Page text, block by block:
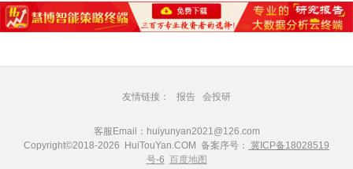
友情链接： 报告 会投研
客服Email：huiyunyan2021@126.com
Copyright©2018-2026 HuiTouYan.COM 备案序号： 冀ICP备18028519
号-6 百度地图